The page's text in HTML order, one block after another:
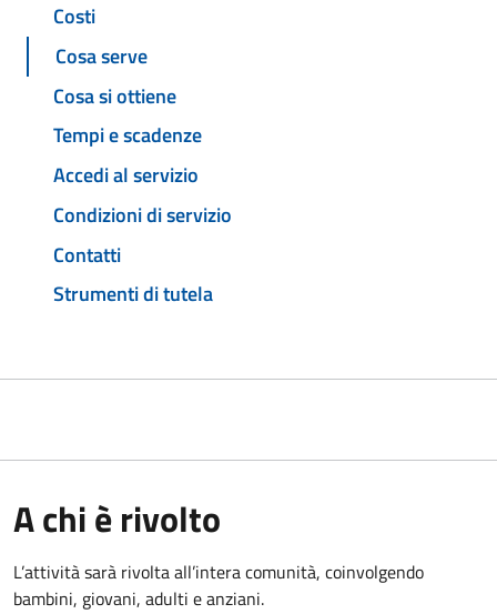
Costi
Cosa serve
Cosa si ottiene
Tempi e scadenze
Accedi al servizio
Condizioni di servizio
Contatti
Strumenti di tutela
A chi è rivolto
L’attività sarà rivolta all’intera comunità, coinvolgendo
bambini, giovani, adulti e anziani.